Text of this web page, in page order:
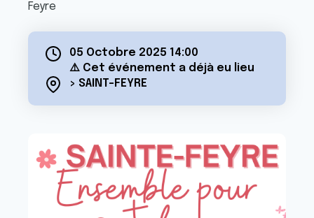
Feyre
05 Octobre 2025 14:00
⚠️ Cet événement a déjà eu lieu
> SAINT-FEYRE